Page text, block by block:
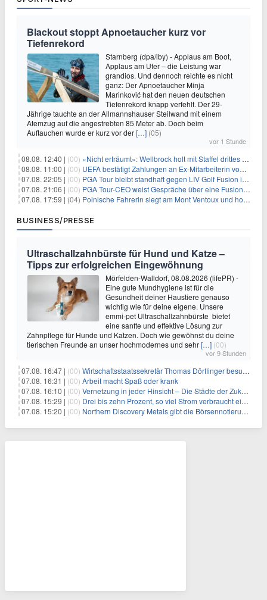
Blackout stoppt Apnoetaucher kurz vor
Tiefenrekord
Starnberg (dpa/lby) - Applaus am Boot,
Applaus am Ufer – die Leistung war
grandios. Und dennoch reichte es nicht
ganz: Der Apnoetaucher Minja
Marinković hat den neuen deutschen
Tiefenrekord knapp verfehlt. Der 29-
Jährige tauchte an der Allmannshauser Steilwand mit einem
Atemzug auf die angestrebten 85 Meter ab. Doch beim
Auftauchen wurde er kurz vor der[…] (05)
vor 1 Stunde
08.08. 12:40 | (00) «Nicht erträumt»: Wellbrock holt mit Staffel drittes EM-Gold
08.08. 11:00 | (00) UEFA bestätigt Zahlungen an Ex-Mitarbeiterin von Infantino
07.08. 22:05 | (00) PGA Tour bleibt standhaft gegen LIV Golf Fusion in einem sich wandelnden Sportumfeld
07.08. 21:06 | (00) PGA Tour-CEO weist Gespräche über eine Fusion mit LIV Golf zurück und bekräftigt die Wettbewerbslandschaft
07.08. 17:59 | (04) Polnische Fahrerin siegt am Mont Ventoux und holt Tour-Gelb
BUSINESS/PRESSE
Ultraschallzahnbürste für Hund und Katze –
Tipps zur erfolgreichen Eingewöhnung
Mörfelden-Walldorf, 08.08.2026 (lifePR) -
Eine gute Mundhygiene ist für die
Gesundheit deiner Haustiere genauso
wichtig wie für deine eigene. Unsere
emmi-pet Ultraschallzahnbürste bietet
eine sanfte und effektive Lösung zur
Zahnpflege für Hunde und Katzen. Doch wie gewöhnst du deine
tierischen Freunde an unser hochmodernes und sehr[…] (00)
vor 9 Stunden
07.08. 16:47 | (00) Wirtschaftsstaatssekretär Thomas Dörflinger besucht Handwerksbetrieb im Kammerbezirk Freiburg
07.08. 16:31 | (00) Arbeit macht Spaß oder krank
07.08. 16:10 | (00) Vernetzung in jeder Hinsicht – Die Städte der Zukunft sind grün-blau
07.08. 15:29 | (00) Drei bis zehn Prozent, so viel Strom verbraucht ein Aufzug im Gebäude
07.08. 15:20 | (00) Northern Discovery Metals gibt die Börsennotierung an der Frankfurter Wertpapierbörse bekannt